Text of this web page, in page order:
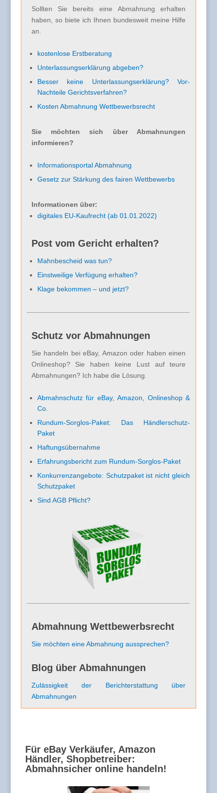
Sollten Sie bereits eine Abmahnung erhalten
haben, so biete ich Ihnen bundesweit meine Hilfe
an.
kostenlose Erstberatung
Unterlassungserklärung abgeben?
Besser keine Unterlassungserklärung? Vor-
Nachteile Gerichtsverfahren?
Kosten Abmahnung Wettbewerbsrecht
Sie möchten sich über Abmahnungen
informieren?
Informationsportal Abmahnung
Gesetz zur Stärkung des fairen Wettbewerbs
Informationen über:
digitales EU-Kaufrecht (ab 01.01.2022)
Post vom Gericht erhalten?
Mahnbescheid was tun?
Einstweilige Verfügung erhalten?
Klage bekommen – und jetzt?
Schutz vor Abmahnungen
Sie handeln bei eBay, Amazon oder haben einen
Onlineshop? Sie haben keine Lust auf teure
Abmahnungen? Ich habe die Lösung.
Abmahnschutz für eBay, Amazon, Onlineshop &
Co.
Rundum-Sorglos-Paket: Das Händlerschutz-
Paket
Haftungsübernahme
Erfahrungsbericht zum Rundum-Sorglos-Paket
Konkurrenzangebote: Schutzpaket ist nicht gleich
Schutzpaket
Sind AGB Pflicht?
Abmahnung Wettbewerbsrecht
Sie möchten eine Abmahnung aussprechen?
Blog über Abmahnungen
Zulässigkeit der Berichterstattung über
Abmahnungen
Für eBay Verkäufer, Amazon
Händler, Shopbetreiber:
Abmahnsicher online handeln!